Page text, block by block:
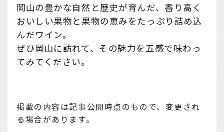
岡山の豊かな自然と歴史が育んだ、香り高く
おいしい果物と果物の恵みをたっぷり詰め込
んだワイン。
ぜひ岡山に訪れて、その魅力を五感で味わっ
てみてください。
掲載の内容は記事公開時点のもので、変更され
る場合があります。